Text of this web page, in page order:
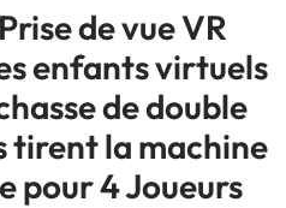
de vue VR
enfants virtuels
de double
tirent la machine
pour 4 Joueurs